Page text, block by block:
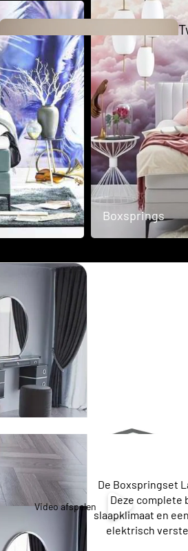
Sofa
Boxsprings
Video afspelen
De Boxspringset
Deze
slaapklimaat en
elektrisch